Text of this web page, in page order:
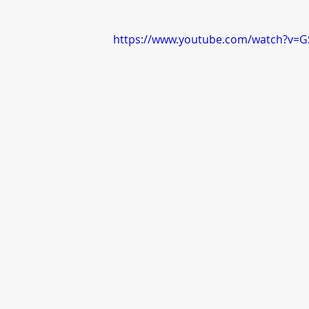
https://www.youtube.com/